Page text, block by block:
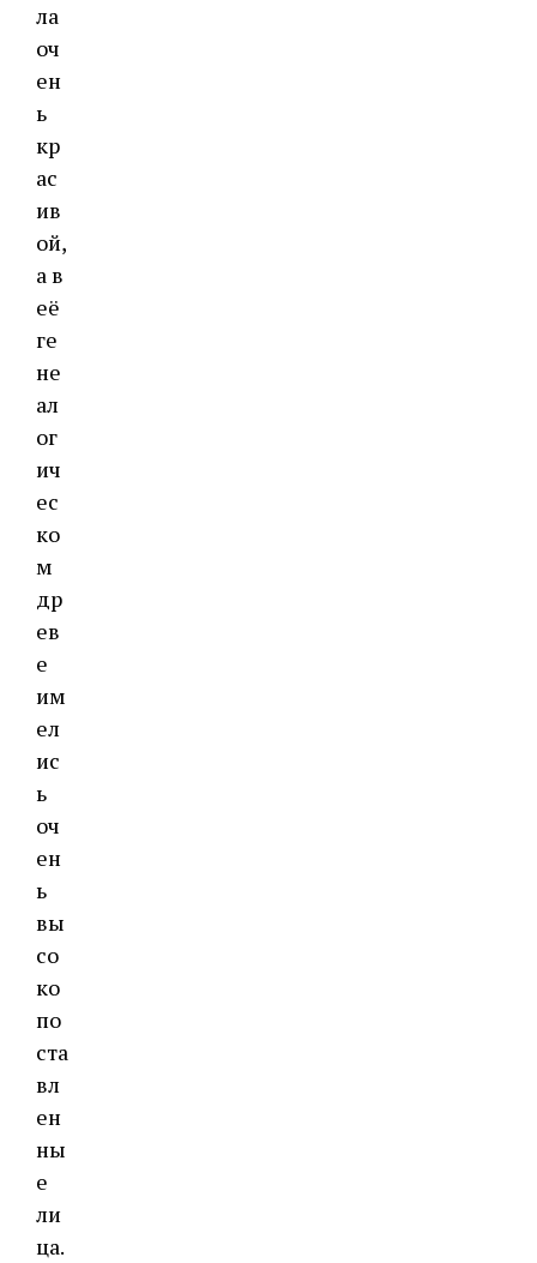
ла
оч
ен
ь
кр
ас
ив
ой,
а в
её
ге
не
ал
ог
ич
ес
ко
м
др
ев
е
им
ел
ис
ь
оч
ен
ь
вы
со
ко
по
ста
вл
ен
ны
е
ли
ца.